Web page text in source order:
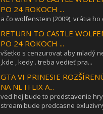
PO 24 ROKOCH ...
a čo wolfenstein (2009), vrátia
RETURN TO CASTLE
PO 24 ROKOCH ...
všetko s cenzurovat aby mladý
,kde , kedy . treba vedieť pra...
GTA VI PRINESIE
NA NETFLIX A...
ved hej bude to predstavenie
stream bude predcasne